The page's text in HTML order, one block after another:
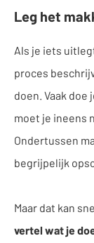
Leg het
Als je iets
proces
doen. Vaak
moet je ineens
Ondertussen
begrijpelijk
Maar dat kan
vertel wat je